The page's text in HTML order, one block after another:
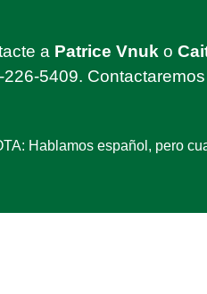
a Patrice Vnuk o
226-5409.
Hablamos español, pero